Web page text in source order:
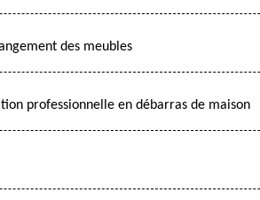
des meubles
professionnelle en débarras de maison